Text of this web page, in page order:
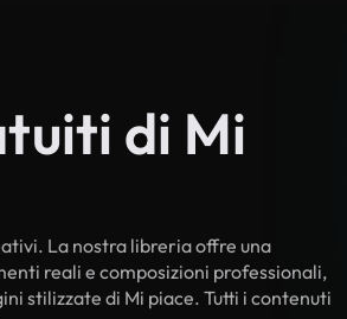
di Mi
La nostra libreria offre una
reali e composizioni professionali,
stilizzate di Mi piace. Tutti i contenuti